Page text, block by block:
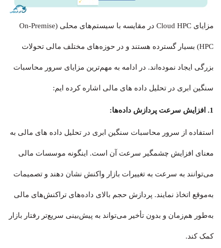
مزایای Cloud HPC در مقایسه با سیستم‌های محلی (On-Premise
HPC) بسیار گسترده هستند و در حوزه‌های مختلف مالی تحولات
بزرگی ایجاد نموده‌اند. در ادامه به مهم‌ترین مزایای سرور محاسبات
سنگین ابری در تحلیل داده های مالی اشاره کرده ایم:
1. افزایش سرعت پردازش داده‌ها:
استفاده از سرور محاسبات سنگین ابری در تحلیل داده های مالی به
معنای افزایش چشمگیر سرعت آن است. اینگونه موسسات مالی
می‌توانند به سرعت به تغییرات بازار واکنش نشان دهند و تصمیمات
به‌موقع اتخاذ نمایند. پردازش حجم بالای داده‌های تراکنش‌های مالی
به‌طور هم‌زمان و بدون تأخیر می‌تواند به پیش‌بینی سریع‌تر رفتار بازار
کمک کند.